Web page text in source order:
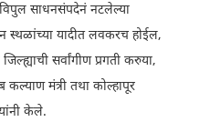
विपुल साधनसंपदेनं नटलेल्या
स्थळांच्या यादीत लवकरच होईल,
सर्वांगीण प्रगती करुया,
मंत्री तथा कोल्हापूर
केले.